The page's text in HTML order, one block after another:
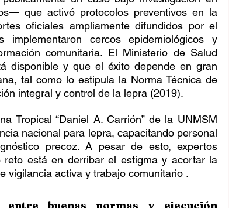
que activó protocolos preventivos en la
oficiales ampliamente difundidos por el
implementaron cercos epidemiológicos y
comunitaria. El Ministerio de Salud
disponible y que el éxito depende en gran
tal como lo estipula la Norma Técnica de
integral y control de la lepra (2019).
Tropical “Daniel A. Carrión” de la UNMSM
nacional para lepra, capacitando personal
precoz. A pesar de esto, expertos
reto está en derribar el estigma y acortar la
vigilancia activa y trabajo comunitario .